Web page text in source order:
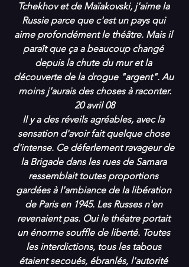
Tchekhov et de Maïakovski, j'aime la
Russie parce que c'est un pays qui
aime profondément le théâtre. Mais il
paraît que ça a beaucoup changé
depuis la chute du mur et la
découverte de la drogue "argent". Au
moins j'aurais des choses à raconter.
20 avril 08
Il y a des réveils agréables, avec la
sensation d'avoir fait quelque chose
d'intense. Ce déferlement ravageur de
la Brigade dans les rues de Samara
ressemblait toutes proportions
gardées à l'ambiance de la libération
de Paris en 1945. Les Russes n'en
revenaient pas. Oui le théatre portait
un énorme souffle de liberté. Toutes
les interdictions, tous les tabous
étaient secoués, ébranlés, l'autorité